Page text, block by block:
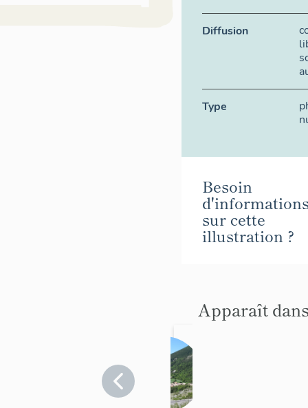
Diffusion
Type
Besoin
sur cette
illustration ?
Apparaît